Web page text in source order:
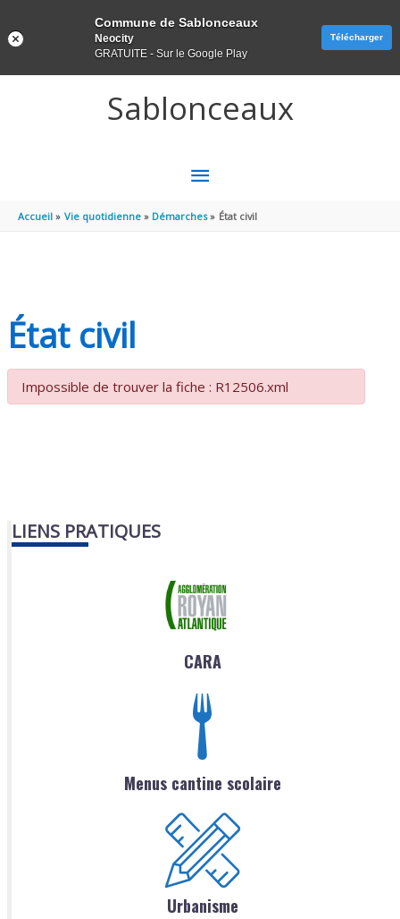
Sablonceaux
MENU
PRINCIPAL
Accueil Vie quotidienne Démarches État civil
État civil
Impossible de trouver la fiche : R12506.xml
LIENS PRATIQUES
CARA
Menus cantine scolaire
Urbanisme
Commune de Sablonceaux
Neocity
GRATUITE - Sur le Google Play
Télécharger